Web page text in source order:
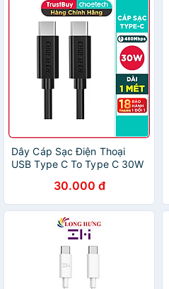
Dây Cáp Sạc Điện Thoại
USB Type C To Type C 30W
V2 - Hàng Chính Hãng
30.000 đ